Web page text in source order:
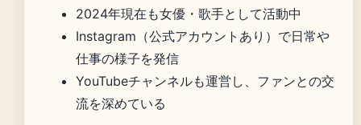
2024年現在も女優・歌手として活動中
Instagram（公式アカウントあり）で日常や
仕事の様子を発信
YouTubeチャンネルも運営し、ファンとの交
流を深めている